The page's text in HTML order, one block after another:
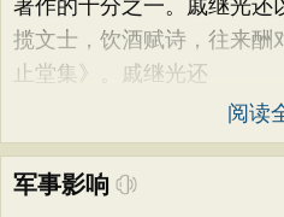
著作的十分之一。戚继光还
揽文士，饮酒赋诗，往来酬
止堂集》。戚继光还
阅读
军事影响